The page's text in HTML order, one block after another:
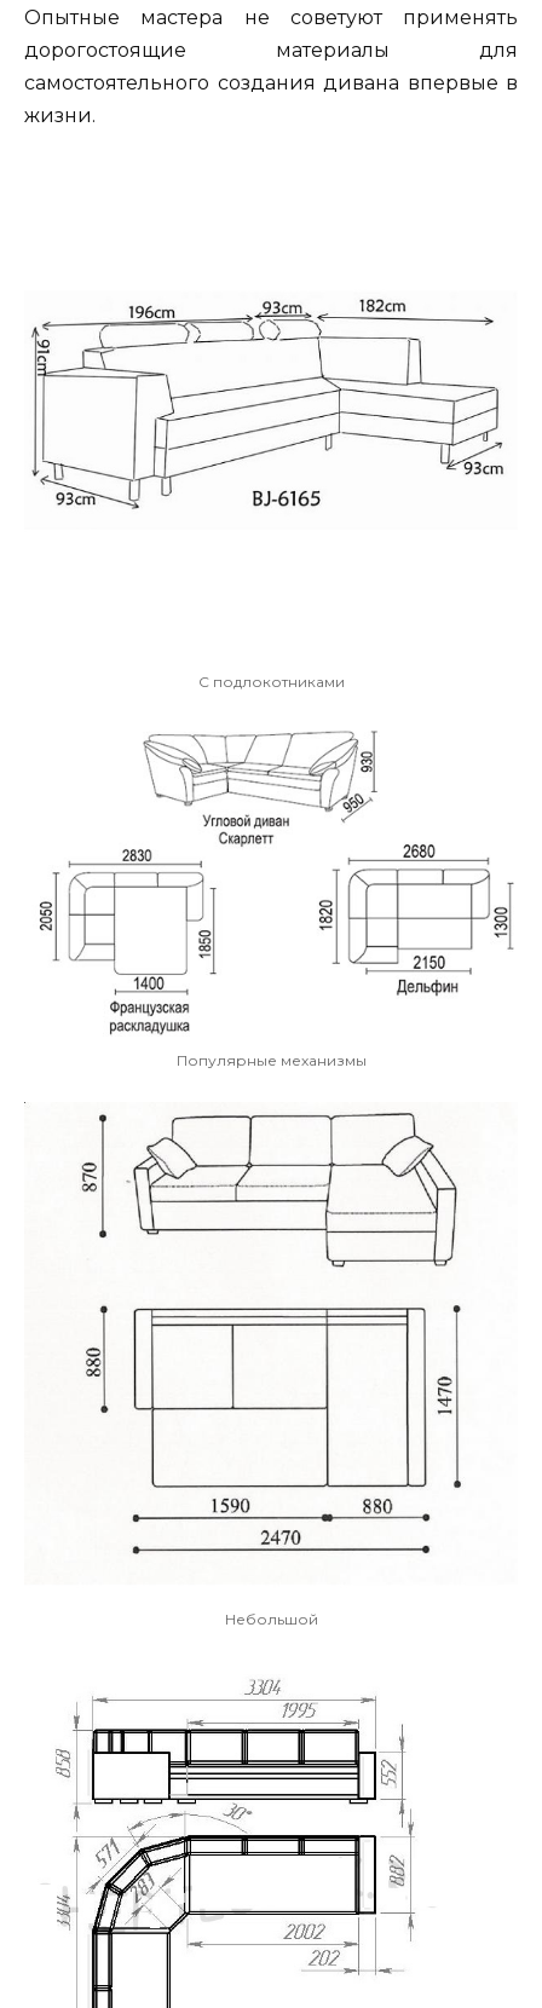
Опытные мастера не советуют применять
дорогостоящие материалы для
самостоятельного создания дивана впервые в
жизни.
С подлокотниками
Популярные механизмы
Небольшой